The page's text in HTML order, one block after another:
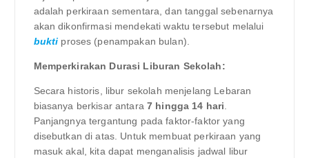
adalah perkiraan sementara, dan tanggal sebenarnya
akan dikonfirmasi mendekati waktu tersebut melalui
bukti proses (penampakan bulan).
Memperkirakan Durasi Liburan Sekolah:
Secara historis, libur sekolah menjelang Lebaran
biasanya berkisar antara7 hingga 14 hari
Panjangnya tergantung pada faktor-faktor yang
disebutkan di atas. Untuk membuat perkiraan yang
masuk akal, kita dapat menganalisis jadwal libur